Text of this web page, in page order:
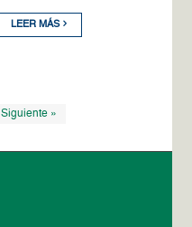
LEER MÁS
Siguiente »